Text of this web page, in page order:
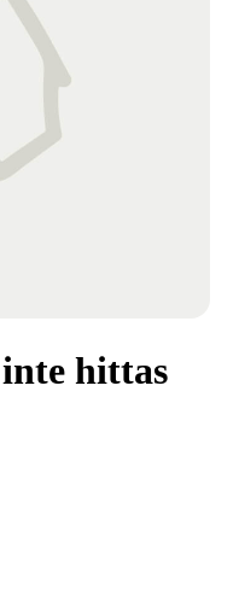
hittas